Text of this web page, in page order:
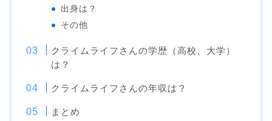
出身は？
その他
クライムライフさんの学歴（高校、大学）
は？
クライムライフさんの年収は？
まとめ